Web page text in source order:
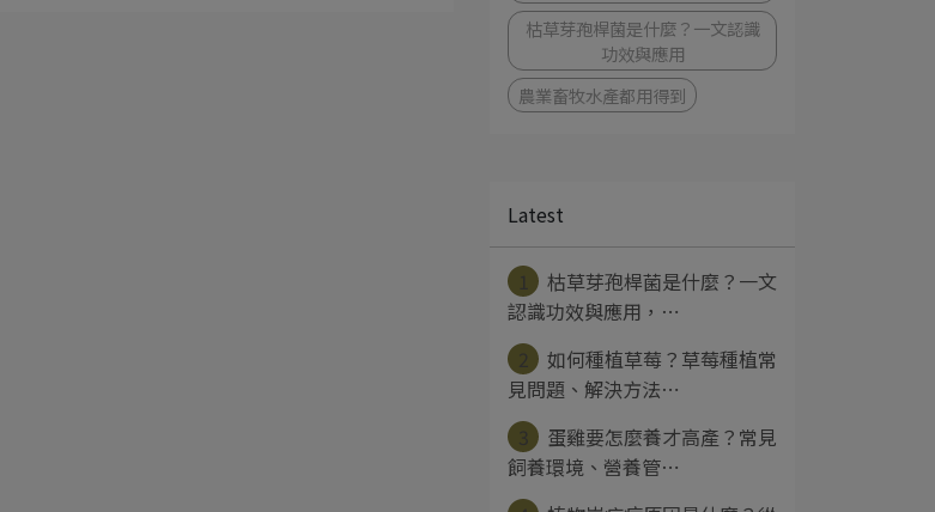
枯草芽孢桿菌是什麼？一文認識
功效與應用
農業畜牧水產都用得到
Latest
枯草芽孢桿菌是什麼？一文
認識功效與應用，⋯
如何種植草莓？草莓種植常
見問題、解決方法⋯
蛋雞要怎麼養才高產？常見
飼養環境、營養管⋯